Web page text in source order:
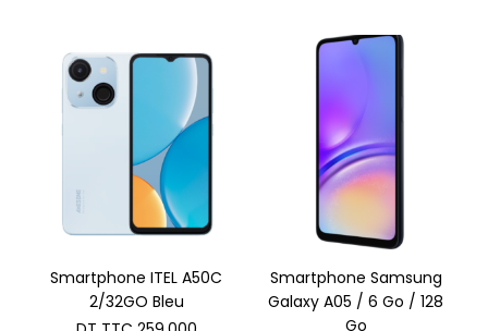
Smartphone ITEL A50C
2/32GO Bleu
Smartphone Samsung
Galaxy A05 / 6 Go / 128
Go